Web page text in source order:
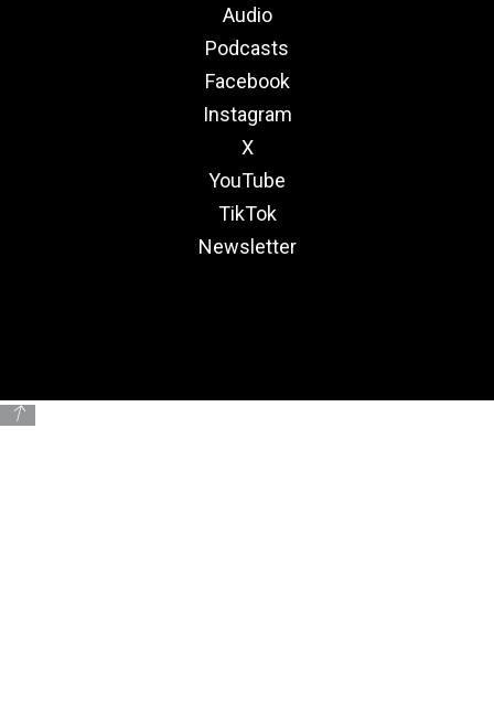
Audio
Podcasts
Facebook
Instagram
X
YouTube
TikTok
Newsletter